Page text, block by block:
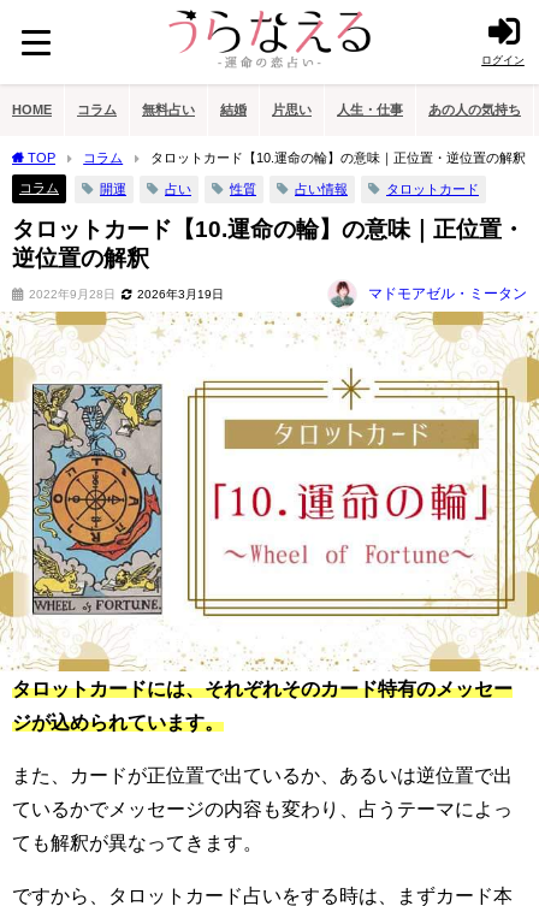
ログイン
HOME コラム 無料占い 結婚 片思い 人生・仕事 あの人の気持ち
TOP コラム タロットカード【10.運命の輪】の意味｜正位置・逆位置の解釈
コラム 開運 占い 性質 占い情報 タロットカード
タロットカード【10.運命の輪】の意味｜正位置・
逆位置の解釈
2022年9月28日 2026年3月19日 マドモアゼル・ミータン
タロットカードには、それぞれそのカード特有のメッセー
ジが込められています。
また、カードが正位置で出ているか、あるいは逆位置で出
ているかでメッセージの内容も変わり、占うテーマによっ
ても解釈が異なってきます。
ですから、タロットカード占いをする時は、まずカード本